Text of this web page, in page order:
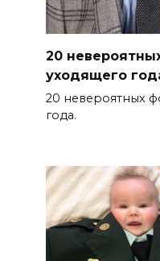
20
уходящего
20 невероятных
года.